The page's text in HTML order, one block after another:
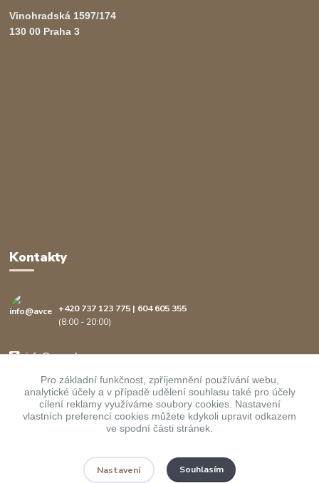
Vinohradská 1597/174
130 00 Praha 3
Kontakty
+420 737 123 775 | 604 605 355
(8:00 - 20:00)
info@avcenter.cz
Upravit sběr cookies.
Pro základní funkčnost, zpříjemnění používání webu,
analytické účely a v případě udělení souhlasu také pro účely
cílení reklamy využíváme soubory cookies. Nastavení
vlastních preferencí cookies můžete kdykoli upravit odkazem
ve spodní části stránek.
Nastavení Souhlasím